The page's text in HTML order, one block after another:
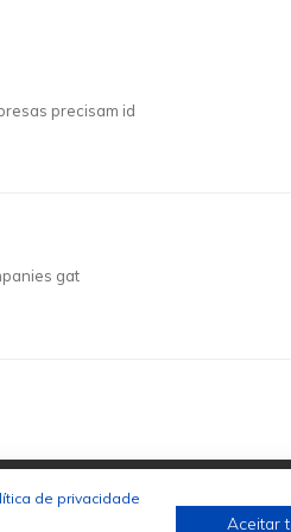
precisam id
gat
de privacidade
Aceitar